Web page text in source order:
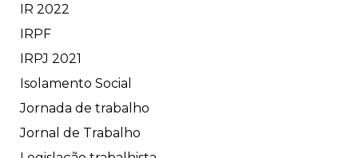
IR 2022
IRPF
IRPJ 2021
Isolamento Social
Jornada de trabalho
Jornal de Trabalho